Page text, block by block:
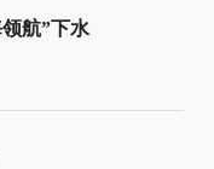
航”下水